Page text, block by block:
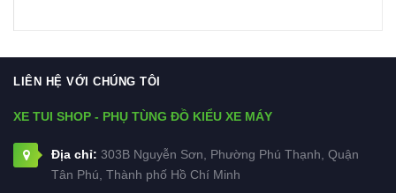
LIÊN HỆ VỚI CHÚNG TÔI
XE TUI SHOP - PHỤ TÙNG ĐỒ KIỂU XE MÁY
Địa chỉ: 303B Nguyễn Sơn, Phường Phú Thạnh, Quận
Tân Phú, Thành phố Hồ Chí Minh